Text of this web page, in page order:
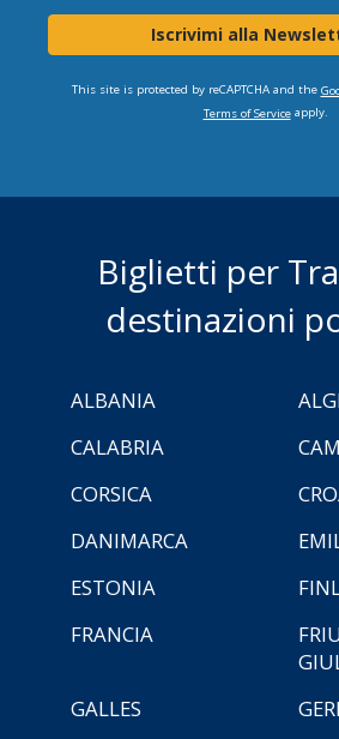
Iscrivimi alla
This site is protected by reCAPTCHA and the
Terms of Serviceapply.
Biglietti per
destinazioni
ALBANIA
CALABRIA
CORSICA
DANIMARCA
ESTONIA
FRANCIA
GALLES